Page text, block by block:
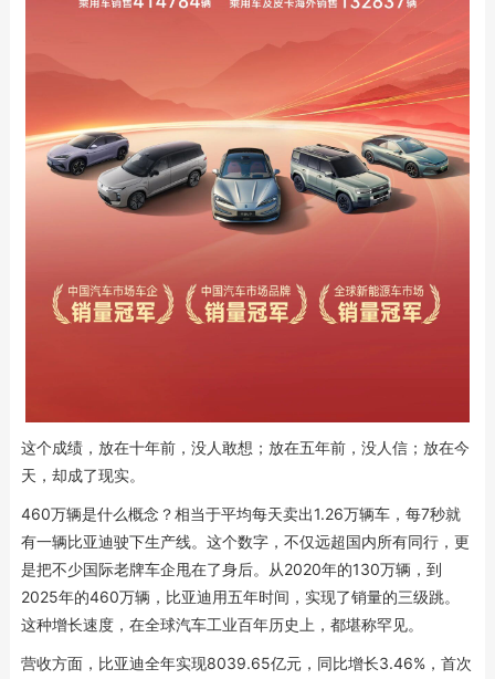
这个成绩，放在十年前，没人敢想；放在五年前，没人信；放在今
天，却成了现实。
460万辆是什么概念？相当于平均每天卖出1.26万辆车，每7秒就
有一辆比亚迪驶下生产线。这个数字，不仅远超国内所有同行，更
是把不少国际老牌车企甩在了身后。从2020年的130万辆，到
2025年的460万辆，比亚迪用五年时间，实现了销量的三级跳。
这种增长速度，在全球汽车工业百年历史上，都堪称罕见。
营收方面，比亚迪全年实现8039.65亿元，同比增长3.46%，首次